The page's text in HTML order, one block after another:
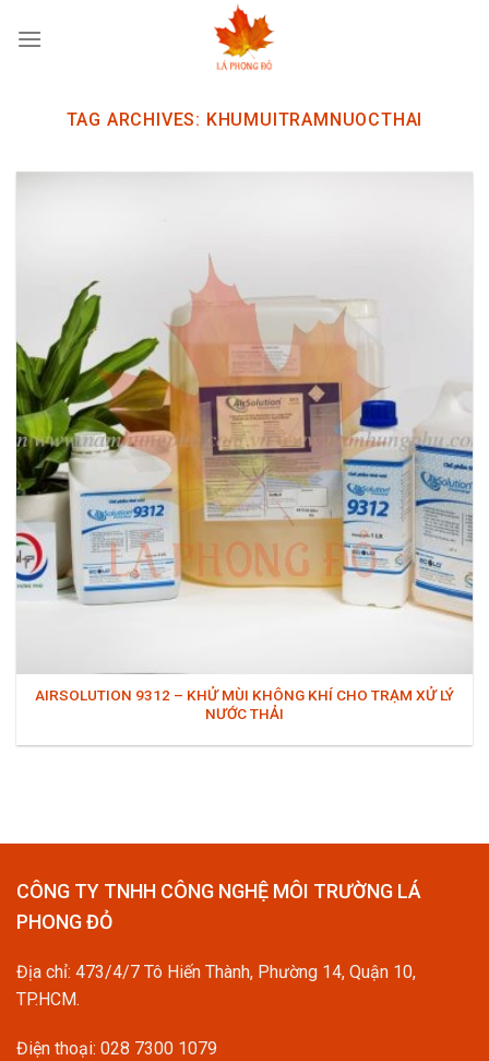
TAG ARCHIVES: KHUMUITRAMNUOCTHAI
AIRSOLUTION 9312 – KHỬ MÙI KHÔNG KHÍ CHO TRẠM XỬ LÝ
NƯỚC THẢI
CÔNG TY TNHH CÔNG NGHỆ MÔI TRƯỜNG LÁ
PHONG ĐỎ
Địa chỉ: 473/4/7 Tô Hiến Thành, Phường 14, Quận 10,
TP.HCM.
Điện thoại: 028 7300 1079